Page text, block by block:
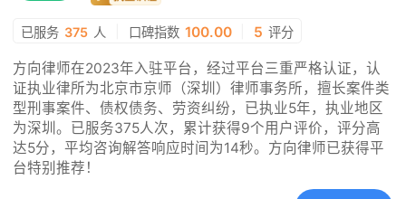
已服务 375 人 口碑指数 100.00 5 评分
方向律师在2023年入驻平台，经过平台三重严格认证，认
证执业律所为北京市京师（深圳）律师事务所，擅长案件类
型刑事案件、债权债务、劳资纠纷，已执业5年，执业地区
为深圳。已服务375人次，累计获得9个用户评价，评分高
达5分，平均咨询解答响应时间为14秒。方向律师已获得平
台特别推荐！